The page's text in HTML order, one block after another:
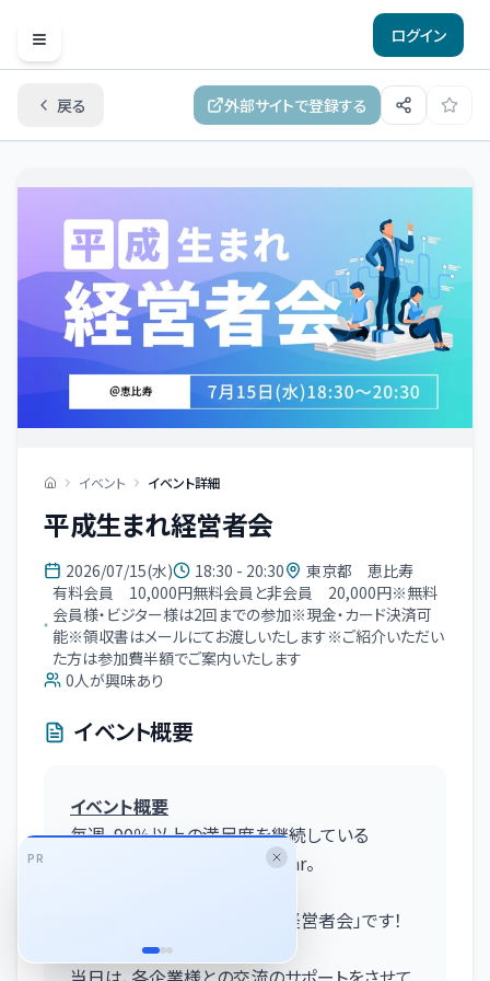
Open menu
ログイン
戻る 外部サイトで登録する
イベント イベント詳細
平成生まれ経営者会
2026/07/15(水) 18:30 - 20:30
東京都 恵比寿
有料会員 10,000円無料会員と非会員 20,000円※無料
会員様・ビジター様は2回までの参加※現金・カード決済可
能※領収書はメールにてお渡しいたします※ご紹介いただい
た方は参加費半額でご案内いたします
0人が興味あり
イベント概要
イベント概要
毎週、90％以上の満足度を継続している
オンリーストーリーの経営者Bar。
今回のテーマは「平成生まれ経営者会」です！
PR